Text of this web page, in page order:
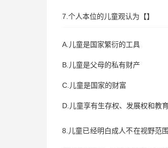
7.个人本位的儿童观认为【】
A.儿童是国家繁衍的工具
B.儿童是父母的私有财产
C.儿童是国家的财富
D.儿童享有生存权、发展权和教
8.儿童已经明白成人不在视野范